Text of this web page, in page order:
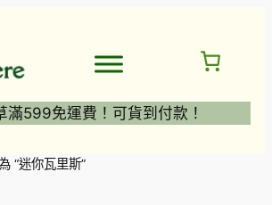
滿599免運費！可貨到付款！
“迷你瓦里斯”